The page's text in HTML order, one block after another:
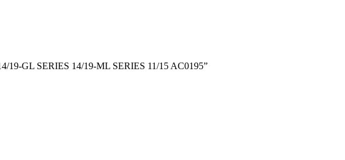
GL SERIES 14/19-ML SERIES 11/15 AC0195”